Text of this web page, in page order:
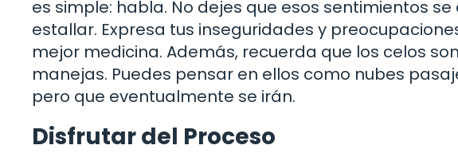
es simple: habla. No dejes que esos sentimientos
estallar. Expresa tus inseguridades y
mejor medicina. Además, recuerda que los celos
manejas. Puedes pensar en ellos como nubes
pero que eventualmente se irán.
Disfrutar del Proceso